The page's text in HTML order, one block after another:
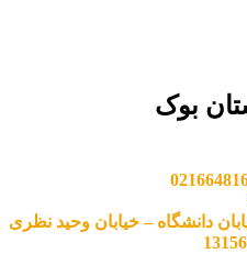
بوک
دانشگاه – خیابان وحید نظری